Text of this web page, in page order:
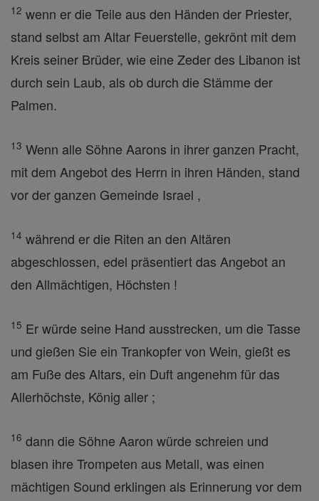
12 wenn er die Teile aus den Händen der Priester,
stand selbst am Altar Feuerstelle, gekrönt mit dem
Kreis seiner Brüder, wie eine Zeder des Libanon ist
durch sein Laub, als ob durch die Stämme der
Palmen.
13 Wenn alle Söhne Aarons in ihrer ganzen Pracht,
mit dem Angebot des Herrn in ihren Händen, stand
vor der ganzen Gemeinde Israel ,
14 während er die Riten an den Altären
abgeschlossen, edel präsentiert das Angebot an
den Allmächtigen, Höchsten !
15 Er würde seine Hand ausstrecken, um die Tasse
und gießen Sie ein Trankopfer von Wein, gießt es
am Fuße des Altars, ein Duft angenehm für das
Allerhöchste, König aller ;
16 dann die Söhne Aaron würde schreien und
blasen ihre Trompeten aus Metall, was einen
mächtigen Sound erklingen als Erinnerung vor dem